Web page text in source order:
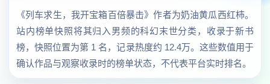
《列车求生，我开宝箱百倍暴击》作者为奶油黄瓜西红柿。
站内榜单快照将其归入男频的科幻末世分类，收录于新书
榜，快照位置为第 1 名，记录热度约 12.4万。这些数值用于
确认作品与观察收录时的榜单状态，不代表平台实时排名。